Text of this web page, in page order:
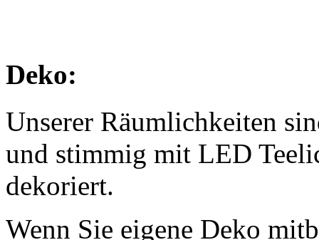
Deko:
Unserer Räumlichkeiten
und stimmig mit LED
dekoriert.
Wenn Sie eigene Deko